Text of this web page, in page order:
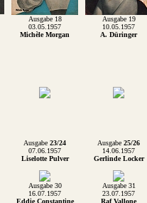
Ausgabe 18 Ausgabe 19
03.05.1957 10.05.1957
Michèle Morgan A. Düringer
Ausgabe 23/24 Ausgabe 25/26
07.06.1957 14.06.1957
Liselotte Pulver Gerlinde Locker
Ausgabe 30 Ausgabe 31
16.07.1957 23.07.1957
Eddie Constantine Raf Vallone